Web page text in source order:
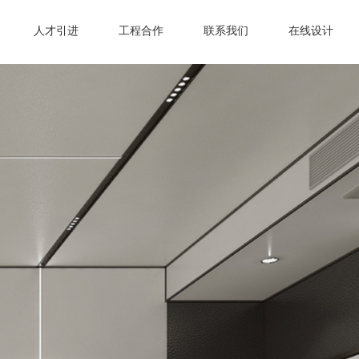
人才引进 工程合作 联系我们 在线设计